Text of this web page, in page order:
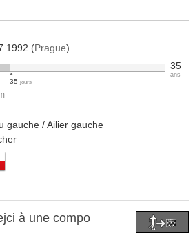
(Prague)
35jours
35
ans
gauche / Ailier gauche
à une compo